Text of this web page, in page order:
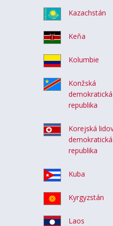
Kazachstán
Keňa
Kolumbie
Konžská
demokratická
republika
Korejská
demokratická
republika
Kuba
Kyrgyzstán
Laos